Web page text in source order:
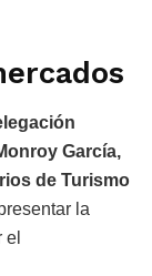
García,
de Turismo
la
el